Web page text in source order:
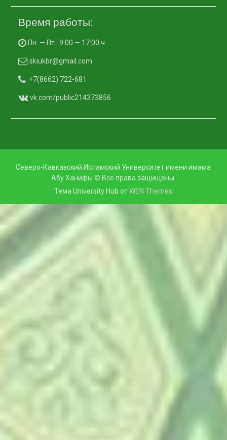
Время работы:
Пн. — Пт.: 9:00 — 17:00 ч.
skiukbr@gmail.com
+7(8662) 722-681
vk.com/public214373856
Северо-Кавказский Исламский Университет имени имама
Абу Ханифы © Все права защищены.
Тема University Hub отWEN Themes